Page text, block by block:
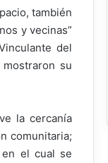
también
y vecinas”
del
su
la cercanía
comunitaria;
el cual se